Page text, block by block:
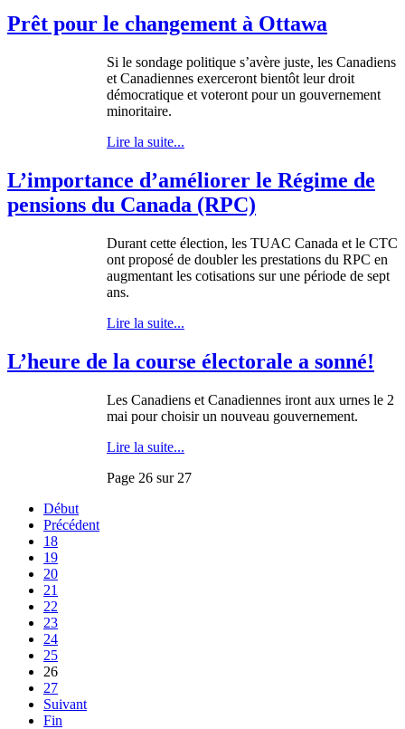
Prêt pour le changement à Ottawa
Si le sondage politique s’avère juste, les Canadiens
et Canadiennes exerceront bientôt leur droit
démocratique et voteront pour un gouvernement
minoritaire.
Lire la suite...
L’importance d’améliorer le Régime de
pensions du Canada (RPC)
Durant cette élection, les TUAC Canada et le CTC
ont proposé de doubler les prestations du RPC en
augmentant les cotisations sur une période de sept
ans.
Lire la suite...
L’heure de la course électorale a sonné!
Les Canadiens et Canadiennes iront aux urnes le 2
mai pourchoisirun nouveau gouvernement.
Lire la suite...
Page 26 sur 27
Début
Précédent
18
19
20
21
22
23
24
25
26
27
Suivant
Fin